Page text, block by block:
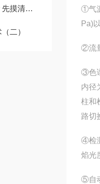
才算入门！
二）
①气
Pa)
②流
③色
内径
柱和
路切
④检
焰光
⑤自